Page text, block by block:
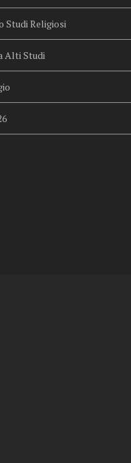
Studi Religiosi
Alti Studi